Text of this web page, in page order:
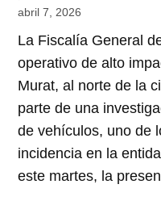
abril 7, 2026
La Fiscalía General
operativo de alto
Murat, al norte de la
parte de una
de vehículos, uno de
incidencia en la
este martes, la